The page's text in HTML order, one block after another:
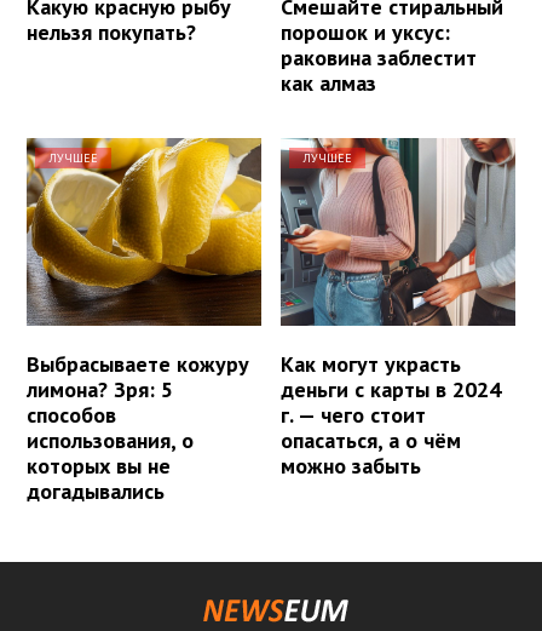
Какую красную рыбу
нельзя покупать?
Смешайте стиральный
порошок и уксус:
раковина заблестит
как алмаз
ЛУЧШЕЕ
Выбрасываете кожуру
лимона? Зря: 5
способов
использования, о
которых вы не
догадывались
ЛУЧШЕЕ
Как могут украсть
деньги с карты в 2024
г. — чего стоит
опасаться, а о чём
можно забыть